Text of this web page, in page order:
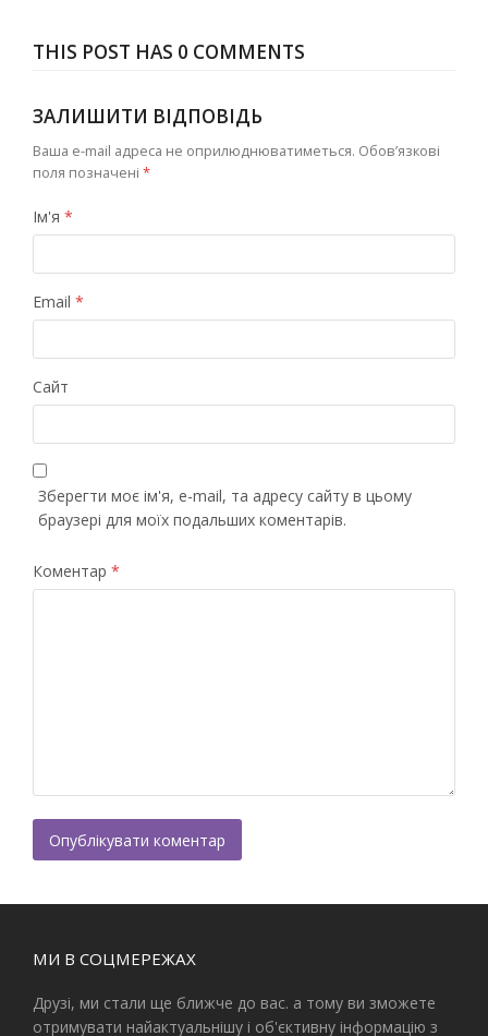
THIS POST HAS 0 COMMENTS
ЗАЛИШИТИ ВІДПОВІДЬ
Ваша e-mail адреса не оприлюднюватиметься. Обов’язкові
поля позначені *
Ім'я *
Email *
Сайт
Зберегти моє ім'я, e-mail, та адресу сайту в цьому
браузері для моїх подальших коментарів.
Коментар *
МИ В СОЦМЕРЕЖАХ
Друзі, ми стали ще ближче до вас. а тому ви зможете
отримувати найактуальнішу і об'єктивну інформацію з